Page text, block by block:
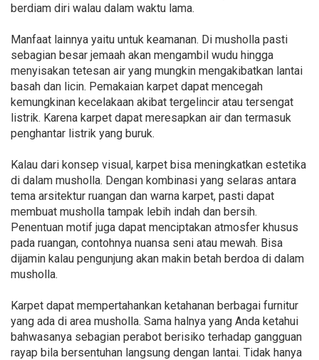
berdiam diri walau dalam waktu lama.
Manfaat lainnya yaitu untuk keamanan. Di musholla pasti
sebagian besar jemaah akan mengambil wudu hingga
menyisakan tetesan air yang mungkin mengakibatkan lantai
basah dan licin. Pemakaian karpet dapat mencegah
kemungkinan kecelakaan akibat tergelincir atau tersengat
listrik. Karena karpet dapat meresapkan air dan termasuk
penghantar listrik yang buruk.
Kalau dari konsep visual, karpet bisa meningkatkan estetika
di dalam musholla. Dengan kombinasi yang selaras antara
tema arsitektur ruangan dan warna karpet, pasti dapat
membuat musholla tampak lebih indah dan bersih.
Penentuan motif juga dapat menciptakan atmosfer khusus
pada ruangan, contohnya nuansa seni atau mewah. Bisa
dijamin kalau pengunjung akan makin betah berdoa di dalam
musholla.
Karpet dapat mempertahankan ketahanan berbagai furnitur
yang ada di area musholla. Sama halnya yang Anda ketahui
bahwasanya sebagian perabot berisiko terhadap gangguan
rayap bila bersentuhan langsung dengan lantai. Tidak hanya